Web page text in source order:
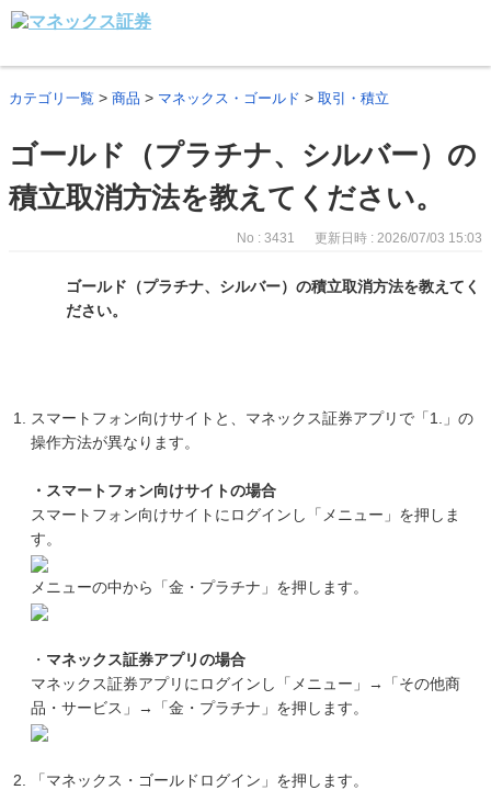
カテゴリ一覧 > 商品 > マネックス・ゴールド > 取引・積立
ゴールド（プラチナ、シルバー）の
積立取消方法を教えてください。
No : 3431 更新日時 : 2026/07/03 15:03
ゴールド（プラチナ、シルバー）の積立取消方法を教えてく
ださい。
スマートフォン向けサイトと、マネックス証券アプリで「1.」の
操作方法が異なります。
・スマートフォン向けサイトの場合
スマートフォン向けサイトにログインし「メニュー」を押しま
す。
メニューの中から「金・プラチナ」を押します。
・ マネックス証券アプリの場合
マネックス証券アプリにログインし「メニュー」→「その他商
品・サービス」→「金・プラチナ」を押します。
「マネックス・ゴールドログイン」を押します。